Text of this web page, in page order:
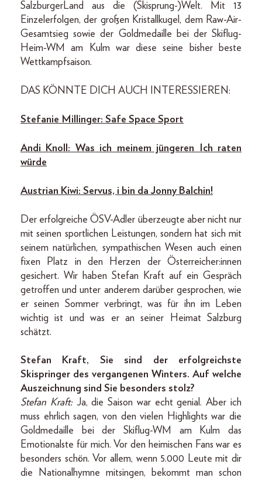
SalzburgerLand aus die (Skisprung-)Welt. Mit 13
Einzelerfolgen, der großen Kristallkugel, dem Raw-Air-
Gesamtsieg sowie der Goldmedaille bei der Skiflug-
Heim-WM am Kulm war diese seine bisher beste
Wettkampfsaison.
DAS KÖNNTE DICH AUCH INTERESSIEREN:
Stefanie Millinger: Safe Space Sport
Andi Knoll: Was ich meinem jüngeren Ich raten
würde
Austrian Kiwi: Servus, i bin da Jonny Balchin!
Der erfolgreiche ÖSV-Adler überzeugte aber nicht nur
mit seinen sportlichen Leistungen, sondern hat sich mit
seinem natürlichen, sympathischen Wesen auch einen
fixen Platz in den Herzen der Österreicher:innen
gesichert. Wir haben Stefan Kraft auf ein Gespräch
getroffen und unter anderem darüber gesprochen, wie
er seinen Sommer verbringt, was für ihn im Leben
wichtig ist und was er an seiner Heimat Salzburg
schätzt.
Stefan Kraft, Sie sind der erfolgreichste
Skispringer des vergangenen Winters. Auf welche
Auszeichnung sind Sie besonders stolz?
Stefan Kraft: Ja, die Saison war echt genial. Aber ich
muss ehrlich sagen, von den vielen Highlights war die
Goldmedaille bei der Skiflug-WM am Kulm das
Emotionalste für mich. Vor den heimischen Fans war es
besonders schön. Vor allem, wenn 5.000 Leute mit dir
die Nationalhymne mitsingen, bekommt man schon